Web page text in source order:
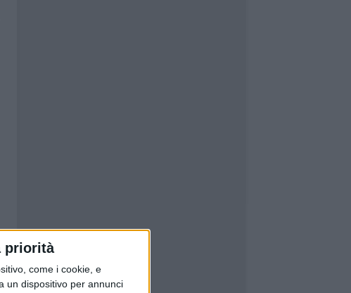
priorità
come i cookie, e
un dispositivo per annunci